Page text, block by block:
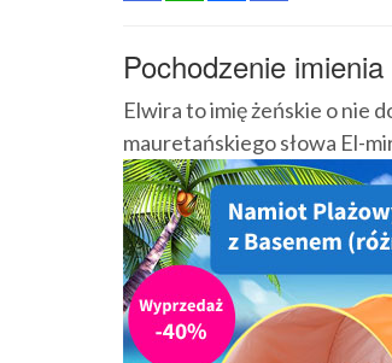
Pochodzenie
Elwira to imię żeńskie o nie
mauretańskiego słowa El-